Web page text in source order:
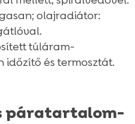
olajradiátor:
túláram-
időzítő és termosztát.
páratartalom-